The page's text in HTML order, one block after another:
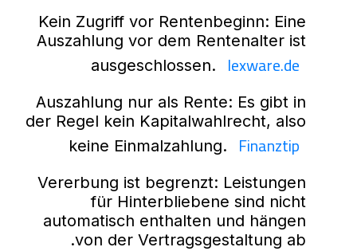
Kein Zugriff vor Rentenbeginn: Eine
Auszahlung vor dem Rentenalter ist
ausgeschlossen.
lexware.de
Auszahlung nur als Rente: Es gibt in
der Regel kein Kapitalwahlrecht, also
keine Einmalzahlung.
Finanztip
Vererbung ist begrenzt: Leistungen
für Hinterbliebene sind nicht
automatisch enthalten und hängen
von der Vertragsgestaltung ab.